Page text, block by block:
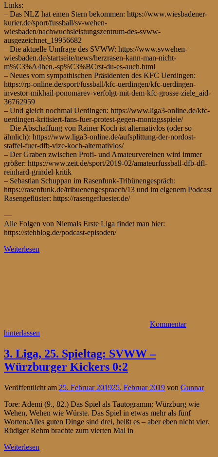
Links:
– Das NLZ hat einen Stern bekommen: https://www.wiesbadener-
kurier.de/sport/fussball/sv-wehen-
wiesbaden/nachwuchsleistungszentrum-des-svww-
ausgezeichnet_19956682
– Die aktuelle Umfrage des SVWW: https://www.svwehen-
wiesbaden.de/startseite/news/herzrasen-kann-man-nicht-
m%C3%A4hen.-sp%C3%BCrst-du-es-auch.html
– Neues vom sympathischen Präsidenten des KFC Uerdingen:
https://rp-online.de/sport/fussball/kfc-uerdingen/kfc-uerdingen-
investor-mikhail-ponomarev-verfolgt-mit-dem-kfc-grosse-ziele_aid-
36762959
– Und gleich nochmal Uerdingen: https://www.liga3-online.de/kfc-
uerdingen-kritisiert-fans-fuer-protest-gegen-montagsspiele/
– Die Abschaffung von Rainer Koch ist alternativlos (oder so
ähnlich): https://www.liga3-online.de/aufsplittung-der-nordost-
staffel-fuer-dfb-vize-koch-alternativlos/
– Der Graben zwischen Profi- und Amateurvereinen wird immer
größer: https://www.zeit.de/sport/2019-02/amateurfussball-dfb-dfl-
reinhard-grindel-kritik
– Sebastian Schuppan im Rasenfunk-Tribünengespräch:
https://rasenfunk.de/tribuenengespraech/13 und im eigenem Podcast
Rasengeflüster: https://rasengefluester.de/
—
Alle Folgen von Niemals Erste Liga findet man hier:
https://stehblog.de/podcast-episoden/
Weiterlesen
Kommentar
hinterlassen
3. Liga, 25. Spieltag: SVWW –
Würzburger Kickers 0:2
Veröffentlicht am 25. Februar 201925. Februar 2019 von Gunnar
Tore: Ademi (9., 82.) Das Spiel als Tautogramm: Würzburg wie
Wehen, Wehen wie Würste. Das Spiel in etwas mehr als fünf
Worten:Alles guten Dinge sind drei, heißt es – aber eben nicht vier.
Rüdiger Rehm brachte zum vierten Mal in
Weiterlesen